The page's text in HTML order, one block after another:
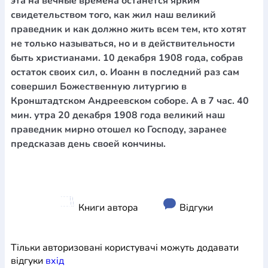
свидетельством того, как жил наш великий
праведник и как должно жить всем тем, кто хотят
не только называться, но и в действительности
быть христианами. 10 декабря 1908 года, собрав
остаток своих сил, о. Иоанн в последний раз сам
совершил Божественную литургию в
Кронштадтском Андреевском соборе. А в 7 час. 40
мин. утра 20 декабря 1908 года великий наш
праведник мирно отошел ко Господу, заранее
предсказав день своей кончины.
Книги автора Відгуки
Тільки авторизовані користувачі можуть додавати
відгуки вхiд